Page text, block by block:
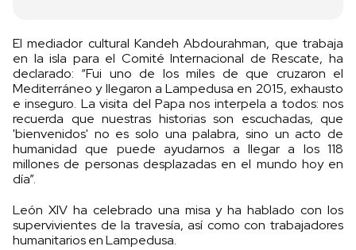
El mediador cultural Kandeh Abdourahman, que trabaja
en la isla para el Comité Internacional de Rescate, ha
declarado: “Fui uno de los miles de que cruzaron el
Mediterráneo y llegaron a Lampedusa en 2015, exhausto
e inseguro. La visita del Papa nos interpela a todos: nos
recuerda que nuestras historias son escuchadas, que
'bienvenidos' no es solo una palabra, sino un acto de
humanidad que puede ayudarnos a llegar a los 118
millones de personas desplazadas en el mundo hoy en
día”.
León XIV ha celebrado una misa y ha hablado con los
supervivientes de la travesía, así como con trabajadores
humanitarios en Lampedusa.